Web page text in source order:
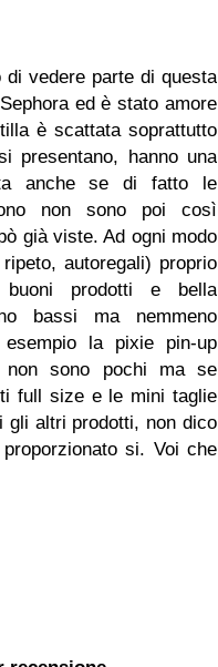
vedere parte di questa
ed è stato amore
è scattata soprattutto
presentano, hanno una
anche se di fatto le
non sono poi così
già viste. Ad ogni modo
autoregali) proprio
buoni prodotti e bella
bassi ma nemmeno
la pixie pin-up
sono pochi ma se
full size e le mini taglie
gli altri prodotti, non dico
si. Voi che